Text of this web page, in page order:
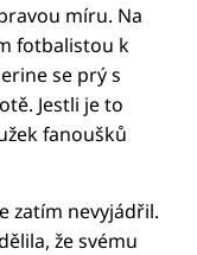
míru. Na
fotbalistou k
se prý s
Jestli je to
fanoušků
zatím nevyjádřil.
že svému